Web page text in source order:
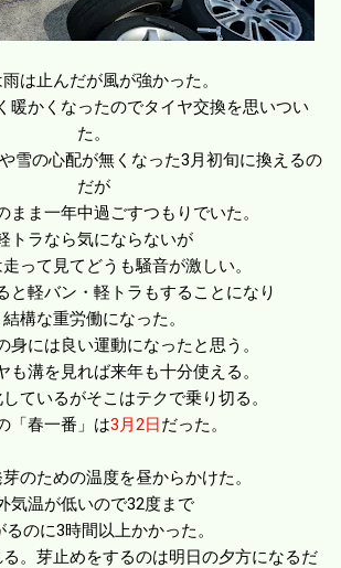
は止んだが風が強かった。
暖かくなったのでタイヤ交換を思いつい
た。
雪の心配が無くなった3月初旬に換えるの
だが
まま一年中過ごすつもりでいた。
トラなら気にならないが
って見てどうも騒音が激しい。
と軽バン・軽トラもすることになり
結構な重労働になった。
身には良い運動になったと思う。
も溝を見れば来年も十分使える。
ているがそこはテクで乗り切る。
「春一番」は3月2日だった。
のための温度を昼からかけた。
気温が低いので32度まで
るのに3時間以上かかった。
。芽止めをするのは明日の夕方になるだ